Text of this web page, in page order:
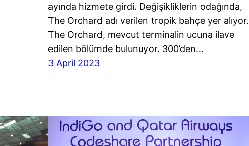
ayında hizmete girdi. Değişikliklerin odağında,
The Orchard adı verilen tropik bahçe yer alıyor.
The Orchard, mevcut terminalin ucuna ilave
edilen bölümde bulunuyor. 300’den…
3 April 2023